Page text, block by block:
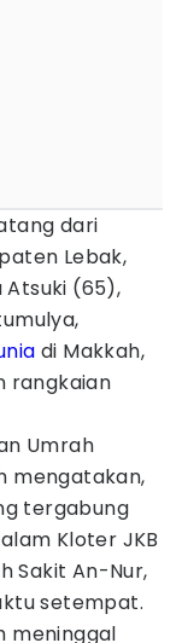
dari
Lebak,
Atsuki (65),
di Makkah,
rangkaian
Umrah
mengatakan,
tergabung
Kloter JKB
Sakit An-Nur,
setempat.
meninggal